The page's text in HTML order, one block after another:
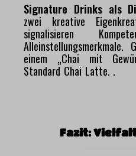
Signature Drinks als
zwei kreative
signalisieren
einem „Chai mit
Standard Chai Latte. .
Fazit: